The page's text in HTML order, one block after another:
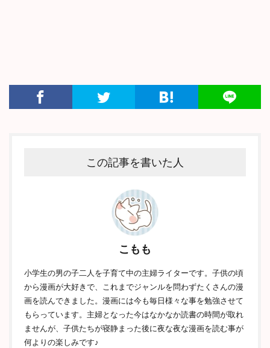
この記事を書いた人
こもも
小学生の男の子二人を子育て中の主婦ライターです。子供の頃
から漫画が大好きで、これまでジャンルを問わずたくさんの漫
画を読んできました。漫画には今も毎日様々な事を勉強させて
もらっています。主婦となった今はなかなか読書の時間が取れ
ませんが、子供たちが寝静まった後に夜な夜な漫画を読む事が
何よりの楽しみです♪